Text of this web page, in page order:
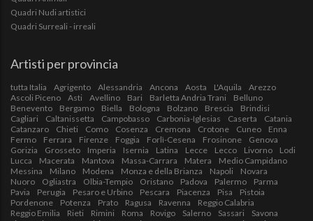
Quadri Nudi artistici
Quadri Surreali - irreali
Artisti per provincia
tutta Italia Agrigento Alessandria Ancona Aosta L'Aquila
Arezzo
Ascoli Piceno
Asti Avellino Bari Barletta Andria Trani
Belluno
Benevento
Bergamo Biella Bologna Bolzano Brescia
Brindisi
Cagliari
Caltanissetta Campobasso Carbonia-Iglesias Caserta
Catania
Catanzaro
Chieti Como Cosenza Cremona Crotone Cuneo
Enna
Fermo
Ferrara Firenze Foggia Forlì-Cesena Frosinone
Genova
Gorizia
Grosseto Imperia Isernia Latina Lecce Lecco Livorno
Lodi
Lucca
Macerata Mantova Massa-Carrara Matera
Medio Campidano
Messina
Milano Modena Monza e della Brianza Napoli
Novara
Nuoro
Ogliastra Olbia-Tempio Oristano Padova Palermo
Parma
Pavia
Perugia Pesaro e Urbino Pescara Piacenza Pisa
Pistoia
Pordenone
Potenza Prato Ragusa Ravenna
Reggio Calabria
Reggio Emilia
Rieti Rimini Roma Rovigo Salerno Sassari
Savona